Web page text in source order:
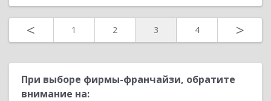
< 1 2 3 4 >
При выборе фирмы-франчайзи, обратите
внимание на: